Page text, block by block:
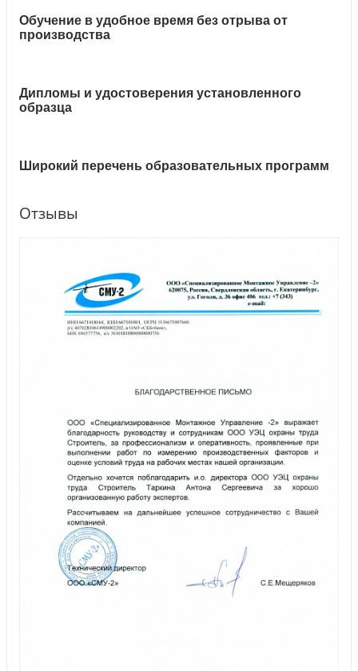
Обучение в удобное время без отрыва от
производства
Дипломы и удостоверения установленного
образца
Широкий перечень образовательных программ
Отзывы